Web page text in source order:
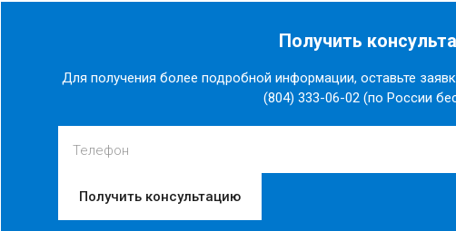
Получить
Для получения более подробной информации, оставьте
(804) 333-06-02 (по России
Телефон